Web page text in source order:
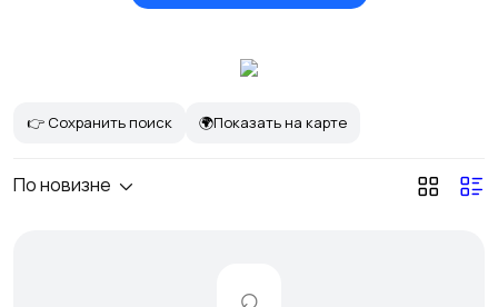
👉 Сохранить поиск 🌍Показать на карте
По новизне